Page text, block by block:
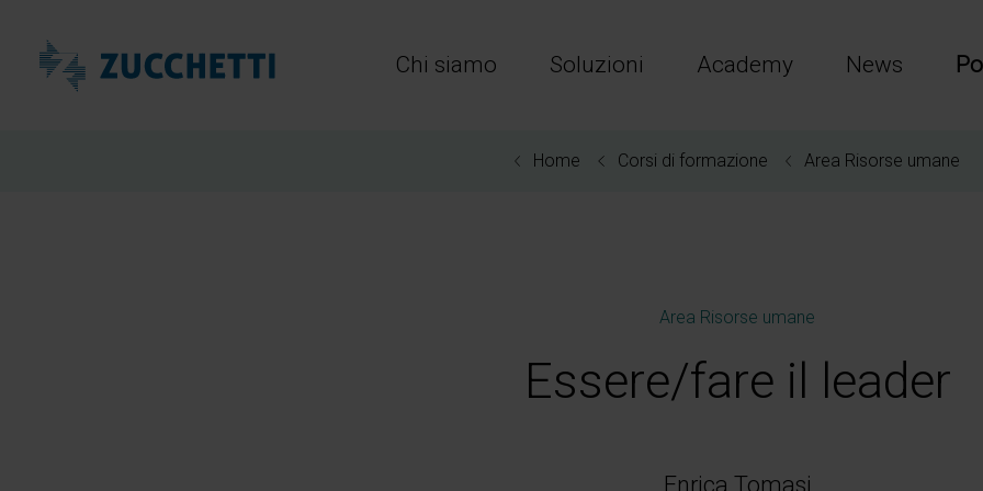
Zucchetti Healthcare
Chi siamo Soluzioni Academy News
Home Corsi di formazione Area Risorse umane
Area Risorse umane
Essere/fare il leader
Enrica Tomasi